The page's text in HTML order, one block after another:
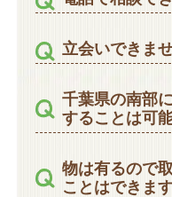
立会いできま
千葉県の南部
することは可
物は有るので
ことはできま